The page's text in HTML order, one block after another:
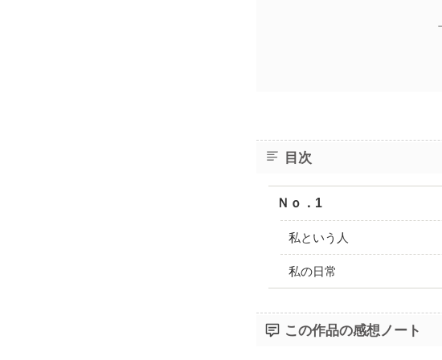
目次
Ｎｏ．1
私という人
私の日常
この作品の感想ノート